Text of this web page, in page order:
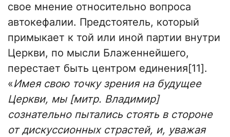
свое мнение относительно вопроса
автокефалии. Предстоятель, который
примыкает к той или иной партии внутри
Церкви, по мысли Блаженнейшего,
перестает быть центром единения[11].
«Имея свою точку зрения на будущее
Церкви, мы [митр. Владимир]
сознательно пытались стоять в стороне
от дискуссионных страстей, и, уважая